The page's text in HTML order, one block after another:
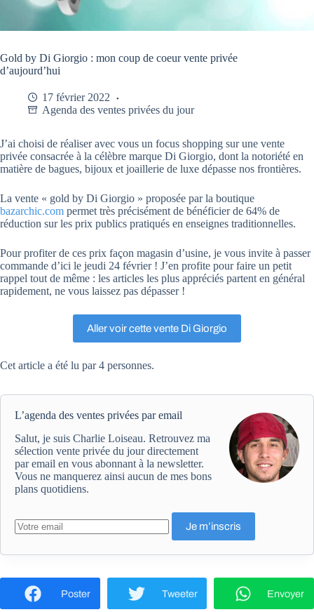
Gold by Di Giorgio : mon coup de coeur vente privée
d’aujourd’hui
17 février 2022
Agenda des ventes privées du jour
J’ai choisi de réaliser avec vous un focus shopping sur une vente
privée consacrée à la célèbre marque Di Giorgio, dont la notoriété en
matière de bagues, bijoux et joaillerie de luxe dépasse nos frontières.
La vente « gold by Di Giorgio » proposée par la boutique
bazarchic.com permet très précisément de bénéficier de 64% de
réduction sur les prix publics pratiqués en enseignes traditionnelles.
Pour profiter de ces prix façon magasin d’usine, je vous invite à passer
commande d’ici le jeudi 24 février ! J’en profite pour faire un petit
rappel tout de même : les articles les plus appréciés partent en général
rapidement, ne vous laissez pas dépasser !
Aller voir cette vente Di Giorgio
Cet article a été lu par 4 personnes.
L’agenda des ventes privées par email
Salut, je suis Charlie Loiseau. Retrouvez ma
sélection vente privée du jour directement
par email en vous abonnant à la newsletter.
Vous ne manquerez ainsi aucun de mes bons
plans quotidiens.
Poster Tweeter Envoyer